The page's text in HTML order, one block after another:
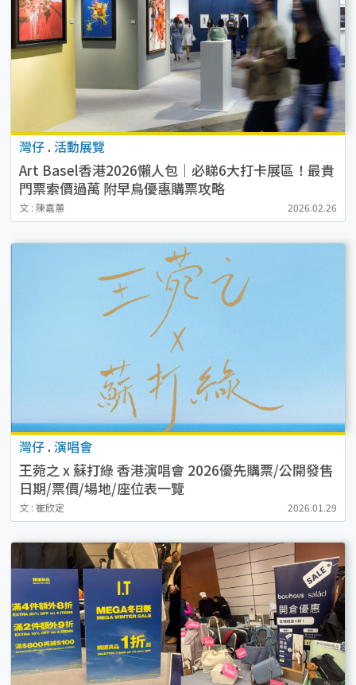
灣仔 . 活動展覽
Art Basel香港2026懶人包｜必睇6大打卡展區！最貴
門票索價過萬 附早鳥優惠購票攻略
文 : 陳嘉蕙 2026.02.26
灣仔 . 演唱會
王菀之 x 蘇打綠 香港演唱會 2026優先購票/公開發售
日期/票價/場地/座位表一覽
文 : 崔欣定 2026.01.29